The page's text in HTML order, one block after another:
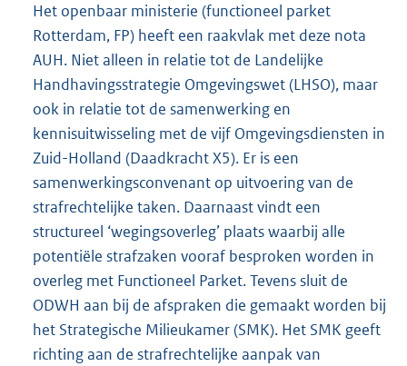
Het openbaar ministerie (functioneel parket
Rotterdam, FP) heeft een raakvlak met deze nota
AUH. Niet alleen in relatie tot de Landelijke
Handhavingsstrategie Omgevingswet (LHSO), maar
ook in relatie tot de samenwerking en
kennisuitwisseling met de vijf Omgevingsdiensten in
Zuid-Holland (Daadkracht X5). Er is een
samenwerkingsconvenant op uitvoering van de
strafrechtelijke taken. Daarnaast vindt een
structureel ‘wegingsoverleg’ plaats waarbij alle
potentiële strafzaken vooraf besproken worden in
overleg met Functioneel Parket. Tevens sluit de
ODWH aan bij de afspraken die gemaakt worden bij
het Strategische Milieukamer (SMK). Het SMK geeft
richting aan de strafrechtelijke aanpak van